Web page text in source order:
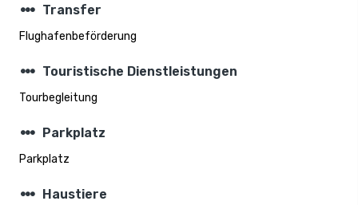
steppers Transfer
Flughafenbeförderung
steppers Touristische Dienstleistungen
Tourbegleitung
steppers Parkplatz
Parkplatz
steppers Haustiere